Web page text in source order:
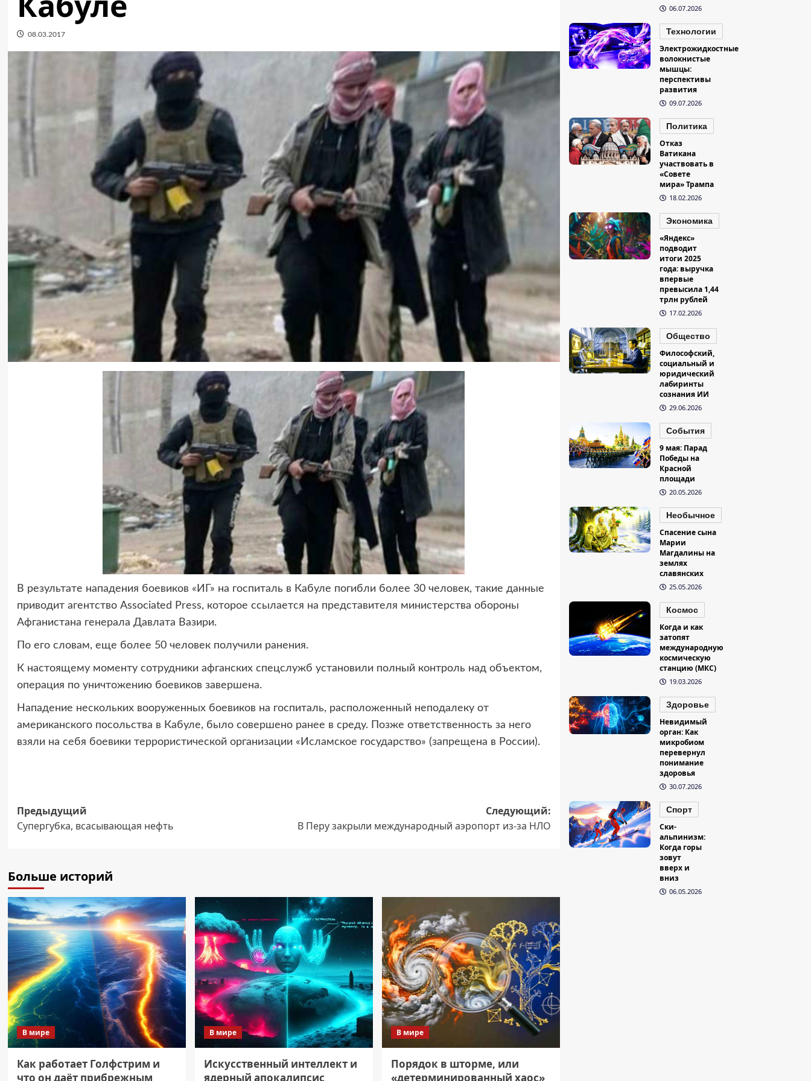
08.03.2017
В результате нападения боевиков «ИГ» на госпиталь в Кабуле погибли более 30 человек, такие данные
приводит агентство Associated Press, которое ссылается на представителя министерства обороны
Афганистана генерала Давлата Вазири.
По его словам, еще более 50 человек получили ранения.
К настоящему моменту сотрудники афганских спецслужб установили полный контроль над объектом,
операция по уничтожению боевиков завершена.
Нападение нескольких вооруженных боевиков на госпиталь, расположенный неподалеку от
американского посольства в Кабуле, было совершено ранее в среду. Позже ответственность за него
взяли на себя боевики террористической организации «Исламское государство» (запрещена в России).
Навигация
записи
Предыдущий
Супергубка, всасывающая нефть
Следующий:
В Перу закрыли международный аэропорт из-за НЛО
Больше историй
В мире
Как работает Голфстрим и
что он даёт прибрежным
В мире
Искусственный интеллект и
ядерный апокалипсис
В мире
Порядок в шторме, или
«детерминированный хаос»
06.07.2026
Технологии
Электрожидкостные
волокнистые
мышцы:
перспективы
развития
09.07.2026
Политика
Отказ
Ватикана
участвовать в
«Совете
мира» Трампа
18.02.2026
Экономика
«Яндекс»
подводит
итоги 2025
года: выручка
впервые
превысила 1,44
трлн рублей
17.02.2026
Общество
Философский,
социальный и
юридический
лабиринты
сознания ИИ
29.06.2026
События
9 мая: Парад
Победы на
Красной
площади
20.05.2026
Необычное
Спасение сына
Марии
Магдалины на
землях
славянских
25.05.2026
Космос
Когда и как
затопят
международную
космическую
станцию (МКС)
19.03.2026
Здоровье
Невидимый
орган: Как
микробиом
перевернул
понимание
здоровья
30.07.2026
Спорт
Ски-
альпинизм:
Когда горы
зовут
вверх и
вниз
06.05.2026